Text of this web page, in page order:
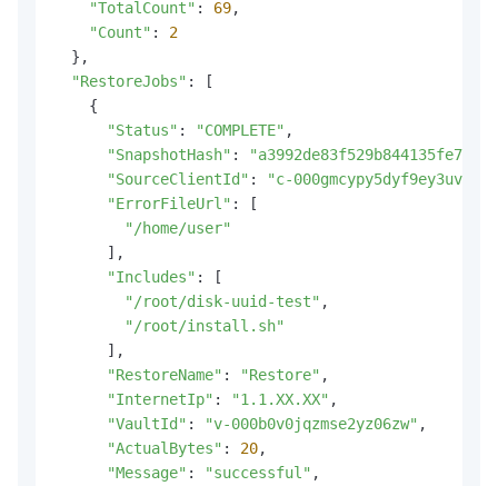
"TotalCount" : 69,
"Count" : 2
  },
"RestoreJobs" : [
    {
"Status" : "COMPLETE" ,
"SnapshotHash" :
"SourceClientId" : "c-000gmcypy5dyf9ey3uv7"
"ErrorFileUrl" : [
"/home/user"
      ],
"Includes" : [
"/root/disk-uuid-test" ,
"/root/install.sh"
      ],
"RestoreName" : "Restore" ,
"InternetIp" : "1.1.XX.XX" ,
"VaultId" : "v-000b0v0jqzmse2yz06zw" ,
"ActualBytes" : 20,
"Message" : "successful" ,